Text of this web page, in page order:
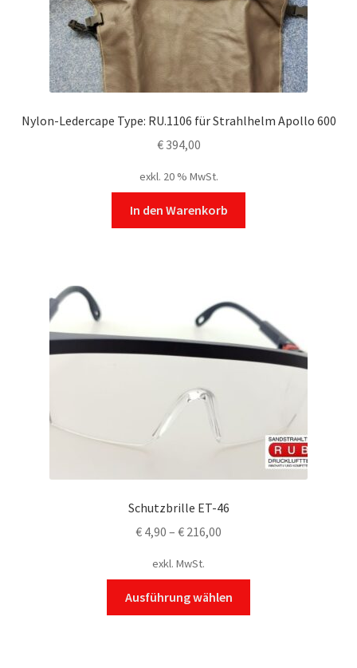
Nylon-Ledercape Type: RU.1106 für Strahlhelm Apollo 600
€394,00
exkl. 20 % MwSt.
In den Warenkorb
Schutzbrille ET-46
€ 4,90 – € 216,00
exkl. MwSt.
Ausführung wählen